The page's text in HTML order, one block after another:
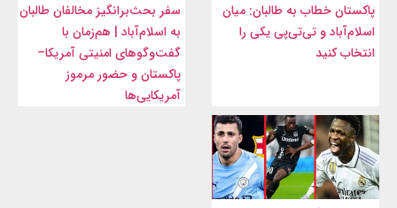
پاکستان خطاب به طالبان: میان
اسلام‌آباد و تی‌تی‌پی یکی را
انتخاب کنید
سفر بحث‌برانگیز مخالفان طالبان
به اسلام‌آباد | هم‌زمان با
گفت‌وگوهای امنیتی آمریکا–
پاکستان و حضور مرموز
آمریکایی‌ها